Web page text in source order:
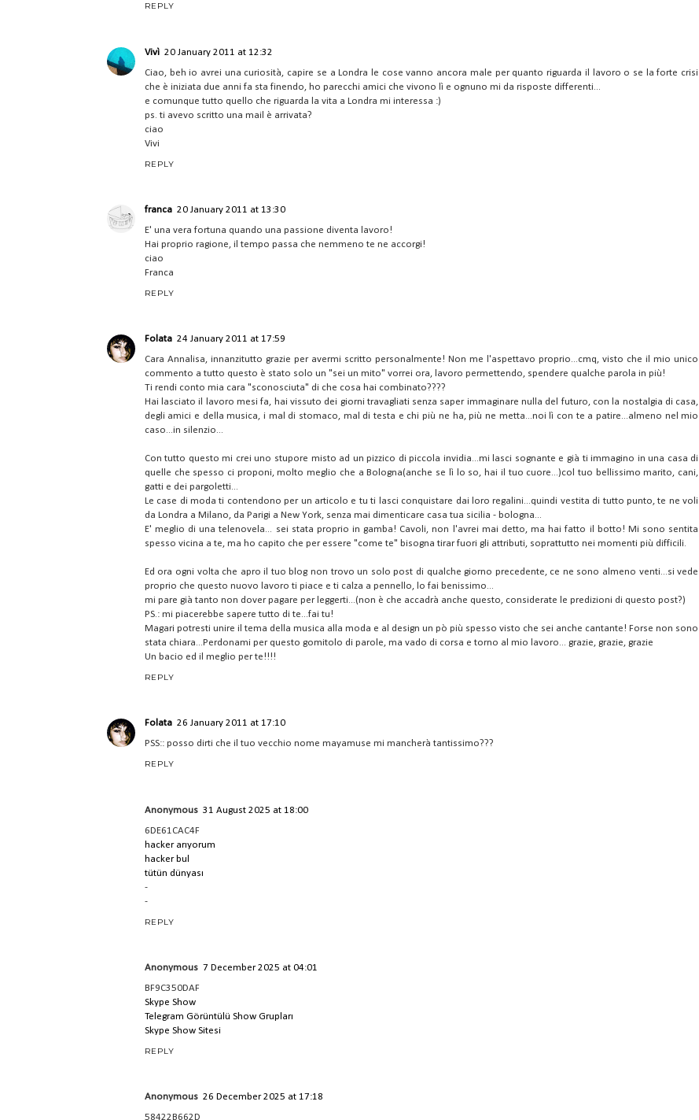
REPLY
Vivì 20 January 2011 at 12:32
Ciao, beh io avrei una curiosità, capire se a Londra le cose vanno ancora male per quanto riguarda il lavoro o se la forte crisi
che è iniziata due anni fa sta finendo, ho parecchi amici che vivono lì e ognuno mi da risposte differenti...
e comunque tutto quello che riguarda la vita a Londra mi interessa :)
ps. ti avevo scritto una mail è arrivata?
ciao
Vivi
REPLY
franca 20 January 2011 at 13:30
E' una vera fortuna quando una passione diventa lavoro!
Hai proprio ragione, il tempo passa che nemmeno te ne accorgi!
ciao
Franca
REPLY
Folata 24 January 2011 at 17:59
Cara Annalisa, innanzitutto grazie per avermi scritto personalmente! Non me l'aspettavo proprio...cmq, visto che il mio unico
commento a tutto questo è stato solo un "sei un mito" vorrei ora, lavoro permettendo, spendere qualche parola in più!
Ti rendi conto mia cara "sconosciuta" di che cosa hai combinato????
Hai lasciato il lavoro mesi fa, hai vissuto dei giorni travagliati senza saper immaginare nulla del futuro, con la nostalgia di casa,
degli amici e della musica, i mal di stomaco, mal di testa e chi più ne ha, più ne metta...noi lì con te a patire...almeno nel mio
caso...in silenzio...
Con tutto questo mi crei uno stupore misto ad un pizzico di piccola invidia...mi lasci sognante e già ti immagino in una casa di
quelle che spesso ci proponi, molto meglio che a Bologna(anche se lì lo so, hai il tuo cuore...)col tuo bellissimo marito, cani,
gatti e dei pargoletti...
Le case di moda ti contendono per un articolo e tu ti lasci conquistare dai loro regalini...quindi vestita di tutto punto, te ne voli
da Londra a Milano, da Parigi a New York, senza mai dimenticare casa tua sicilia - bologna...
E' meglio di una telenovela... sei stata proprio in gamba! Cavoli, non l'avrei mai detto, ma hai fatto il botto! Mi sono sentita
spesso vicina a te, ma ho capito che per essere "come te" bisogna tirar fuori gli attributi, soprattutto nei momenti più difficili.
Ed ora ogni volta che apro il tuo blog non trovo un solo post di qualche giorno precedente, ce ne sono almeno venti...si vede
proprio che questo nuovo lavoro ti piace e ti calza a pennello, lo fai benissimo...
mi pare già tanto non dover pagare per leggerti...(non è che accadrà anche questo, considerate le predizioni di questo post?)
PS.: mi piacerebbe sapere tutto di te...fai tu!
Magari potresti unire il tema della musica alla moda e al design un pò più spesso visto che sei anche cantante! Forse non sono
stata chiara...Perdonami per questo gomitolo di parole, ma vado di corsa e torno al mio lavoro... grazie, grazie, grazie
Un bacio ed il meglio per te!!!!
REPLY
Folata 26 January 2011 at 17:10
PSS:: posso dirti che il tuo vecchio nome mayamuse mi mancherà tantissimo???
REPLY
Anonymous 31 August 2025 at 18:00
6DE61CAC4F
hacker arıyorum
hacker bul
tütün dünyası
-
-
REPLY
Anonymous 7 December 2025 at 04:01
BF9C350DAF
Skype Show
Telegram Görüntülü Show Grupları
Skype Show Sitesi
REPLY
Anonymous 26 December 2025 at 17:18
58422B662D